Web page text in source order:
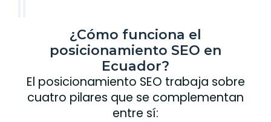
¿Cómo funciona el
posicionamiento SEO en
Ecuador?
El posicionamiento SEO trabaja sobre
cuatro pilares que se complementan
entre sí: